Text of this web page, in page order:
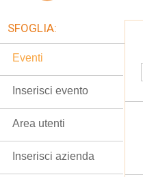
SFOGLIA:
Eventi
Inserisci evento
Area utenti
Inserisci azienda